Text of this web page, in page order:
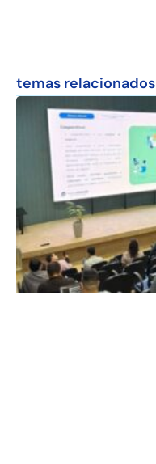
temas relacionados